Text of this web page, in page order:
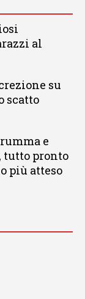
al
su
scatto
e
tutto pronto
più atteso